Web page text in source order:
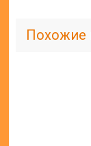
Похожие